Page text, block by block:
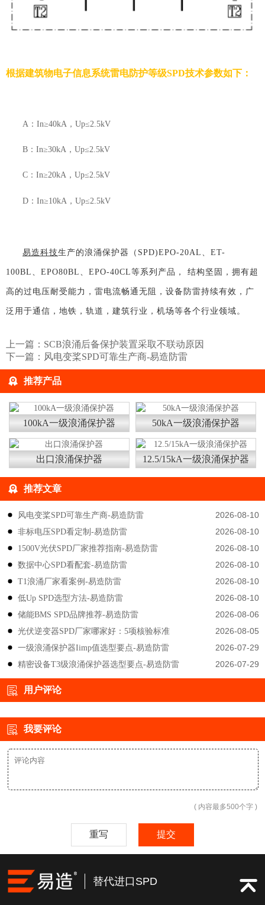
根据建筑物电子信息系统雷电防护等级SPD技术参数如下：
A： In≥40kA ， Up≤2.5kV
B： In≥30kA ， Up≤2.5kV
C： In≥20kA ， Up≤2.5kV
D： In≥10kA ， Up≤2.5kV
易造科技生产的浪涌保护器（SPD)EPO-20AL、ET-
100BL、EPO80BL、EPO-40CL等系列产品， 结构坚固，拥有超
高的过电压耐受能力，雷电流畅通无阻，设备防雷持续有效，广
泛用于通信，地铁，轨道，建筑行业，机场等各个行业领域。
上一篇： SCB浪涌后备保护装置采取不联动原因
下一篇： 风电变桨SPD可靠生产商-易造防雷
推荐产品
100kA一级浪涌保护器 50kA一级浪涌保护器
出口浪涌保护器 12.5/15kA一级浪涌保护器
推荐文章
2026-08-10
风电变桨SPD可靠生产商-易造防雷
2026-08-10
非标电压SPD看定制-易造防雷
2026-08-10
1500V光伏SPD厂家推荐指南-易造防雷
2026-08-10
数据中心SPD看配套-易造防雷
2026-08-10
T1浪涌厂家看案例-易造防雷
2026-08-10
低Up SPD选型方法-易造防雷
2026-08-06
储能BMS SPD品牌推荐-易造防雷
2026-08-05
光伏逆变器SPD厂家哪家好：5项核验标准
2026-07-29
一级浪涌保护器Iimp值选型要点-易造防雷
2026-07-29
精密设备T3级浪涌保护器选型要点-易造防雷
用户评论
我要评论
( 内容最多500个字 )
重写 提交
替代进口SPD